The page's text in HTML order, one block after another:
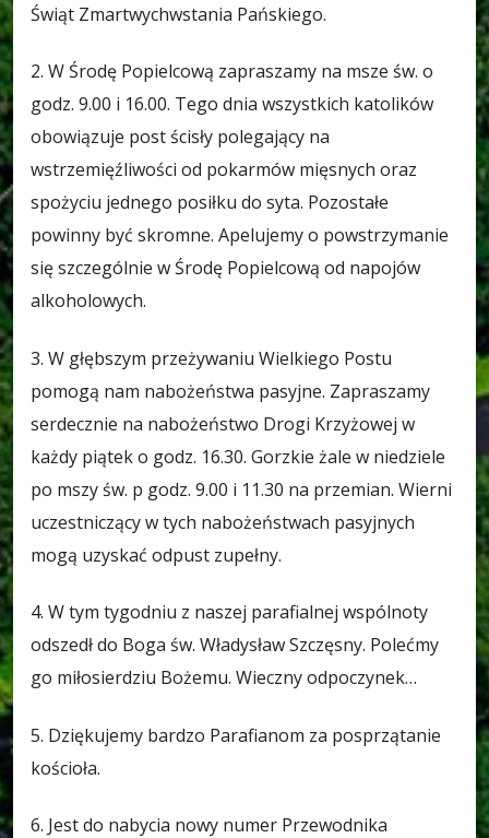
Świąt Zmartwychwstania Pańskiego.
2. W Środę Popielcową zapraszamy na msze św. o
godz. 9.00 i 16.00. Tego dnia wszystkich katolików
obowiązuje post ścisły polegający na
wstrzemięźliwości od pokarmów mięsnych oraz
spożyciu jednego posiłku do syta. Pozostałe
powinny być skromne. Apelujemy o powstrzymanie
się szczególnie w Środę Popielcową od napojów
alkoholowych.
3. W głębszym przeżywaniu Wielkiego Postu
pomogą nam nabożeństwa pasyjne. Zapraszamy
serdecznie na nabożeństwo Drogi Krzyżowej w
każdy piątek o godz. 16.30. Gorzkie żale w niedziele
po mszy św. p godz. 9.00 i 11.30 na przemian. Wierni
uczestniczący w tych nabożeństwach pasyjnych
mogą uzyskać odpust zupełny.
4. W tym tygodniu z naszej parafialnej wspólnoty
odszedł do Boga św. Władysław Szczęsny. Polećmy
go miłosierdziu Bożemu. Wieczny odpoczynek…
5. Dziękujemy bardzo Parafianom za posprzątanie
kościoła.
6. Jest do nabycia nowy numer Przewodnika